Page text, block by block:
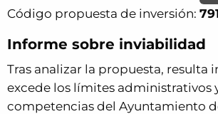
Código propuesta de inversión:
Informe sobre inviabilidad
Tras analizar la propuesta, resulta
excede los límites administrativos
competencias del Ayuntamiento